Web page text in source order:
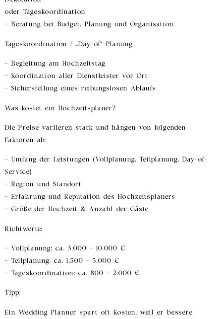
oder Tageskoordination
– Beratung bei Budget, Planung und Organisation
Tageskoordination / „Day-of“-Planung
– Begleitung am Hochzeitstag
– Koordination aller Dienstleister vor Ort
– Sicherstellung eines reibungslosen Ablaufs
Was kostet ein Hochzeitsplaner?
Die Preise variieren stark und hängen von folgenden
Faktoren ab:
– Umfang der Leistungen (Vollplanung, Teilplanung, Day-of-
Service)
– Region und Standort
– Erfahrung und Reputation des Hochzeitsplaners
– Größe der Hochzeit & Anzahl der Gäste
Richtwerte:
– Vollplanung: ca. 3.000 – 10.000 €
– Teilplanung: ca. 1.500 – 5.000 €
– Tageskoordination: ca. 800 – 2.000 €
Tipp:
Ein Wedding Planner spart oft Kosten, weil er bessere